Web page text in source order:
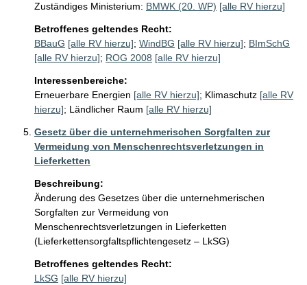
Zuständiges Ministerium: BMWK (20. WP) [alle RV hierzu]
Betroffenes geltendes Recht:
BBauG [alle RV hierzu]; WindBG [alle RV hierzu]; BImSchG
[alle RV hierzu]; ROG 2008 [alle RV hierzu]
Interessenbereiche:
Erneuerbare Energien [alle RV hierzu]; Klimaschutz [alle RV
hierzu]; Ländlicher Raum [alle RV hierzu]
Gesetz über die unternehmerischen Sorgfalten zur
Vermeidung von Menschenrechtsverletzungen in
Lieferketten
Beschreibung:
Änderung des Gesetzes über die unternehmerischen
Sorgfalten zur Vermeidung von
Menschenrechtsverletzungen in Lieferketten
(Lieferkettensorgfaltspflichtengesetz – LkSG)
Betroffenes geltendes Recht:
LkSG [alle RV hierzu]